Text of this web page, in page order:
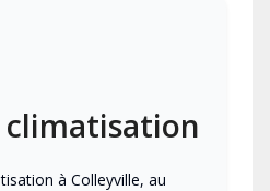
climatisation
à Colleyville, au